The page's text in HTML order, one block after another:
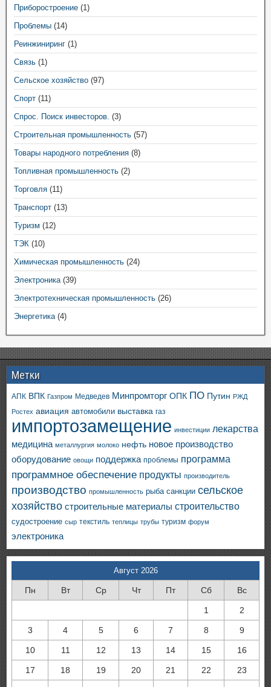
Приборостроение (1)
Проблемы (14)
Реинжиниринг (1)
Связь (1)
Сельское хозяйство (97)
Спорт (11)
Спрос. Поиск инвесторов. (3)
Строительная промышленность (57)
Товары народного потребления (8)
Топливная промышленность (2)
Торговля (11)
Транспорт (13)
Туризм (12)
ТЭК (10)
Химическая промышленность (24)
Электроника(39)
Электротехническая промышленность (26)
Энергетика(4)
Метки
АПК ВПК Газпром Медведев Минпромторг ОПК ПО Путин РЖД
Ростех авиация автомобили выставка газ
импортозамещение инвестиции лекарства
медицина металлургия молоко нефть новое производство
оборудование овощи поддержка проблемы программа
программное обеспечение продукты производитель
производство промышленность рыба санкции сельское
хозяйство строительные материалы строительство
судостроение сыр текстиль теплицы трубы туризм форум
электроника
Август 2026
Пн Вт Ср Чт Пт Сб Вс
1 2
3 4 5 6 7 8 9
10 11 12 13 14 15 16
17 18 19 20 21 22 23